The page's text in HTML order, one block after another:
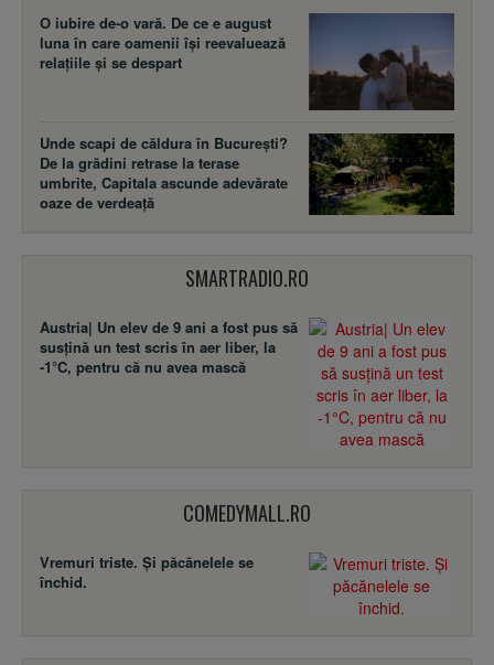
O iubire de-o vară. De ce e august
luna în care oamenii își reevaluează
relațiile și se despart
Unde scapi de căldura în București?
De la grădini retrase la terase
umbrite, Capitala ascunde adevărate
oaze de verdeață
SMARTRADIO.RO
Austria| Un elev de 9 ani a fost pus să
susţină un test scris în aer liber, la
-1°C, pentru că nu avea mască
COMEDYMALL.RO
Vremuri triste. Şi păcănelele se
închid.